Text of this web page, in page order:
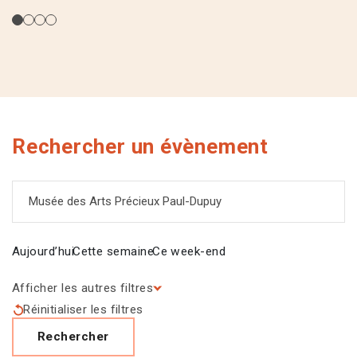
Rechercher un évènement
Aujourd’huiCette semaineCe week-end
Afficher les autres filtres
Réinitialiser les filtres
Rechercher